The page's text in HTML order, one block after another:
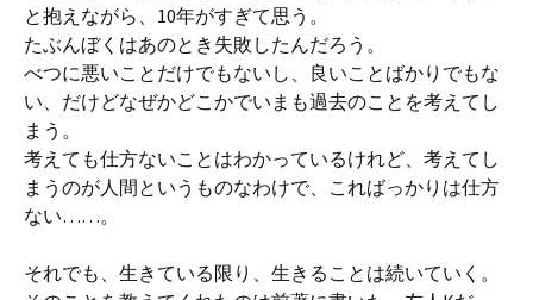
と抱えながら、10年がすぎて思う。
たぶんぼくはあのとき失敗したんだろう。
べつに悪いことだけでもないし、良いことばかりでもな
い、だけどなぜかどこかでいまも過去のことを考えてし
まう。
考えても仕方ないことはわかっているけれど、考えてし
まうのが人間というものなわけで、こればっかりは仕方
ない……。
それでも、生きている限り、生きることは続いていく。